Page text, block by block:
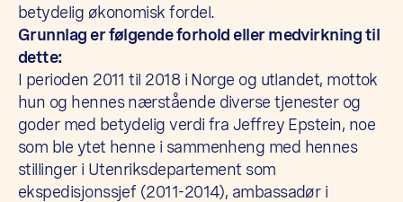
betydelig økonomisk fordel.
Grunnlag er følgende forhold eller medvirkning til
dette:
I perioden 2011 til 2018 i Norge og utlandet, mottok
hun og hennes nærstående diverse tjenester og
goder med betydelig verdi fra Jeffrey Epstein, noe
som ble ytet henne i sammenheng med hennes
stillinger i Utenriksdepartement som
ekspedisjonssjef (2011-2014), ambassadør i